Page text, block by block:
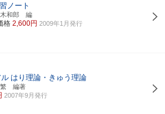
ノート
木和郎 編
格 2,600円 2009年1月発行
はり理論・きゅう理論
繁 編著
2007年9月発行